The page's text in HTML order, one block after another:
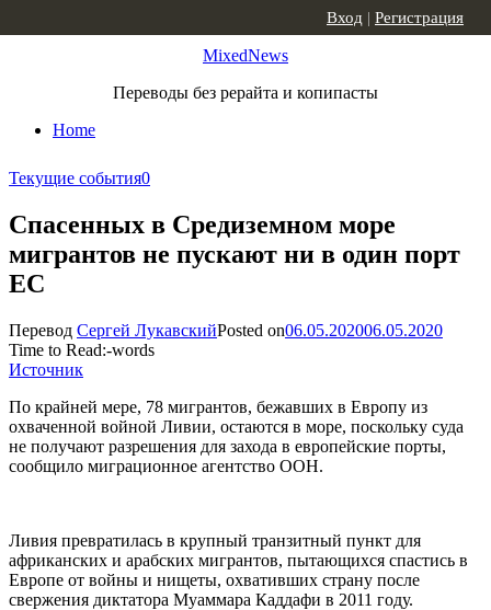
MixedNews
Переводы без рерайта и копипасты
Home
Вход | Регистрация
Текущие события0
Спасенных в Средиземном море
мигрантов не пускают ни в один порт
ЕС
Перевод Сергей ЛукавскийPosted on06.05.202006.05.2020
Time to Read:-words
Источник
По крайней мере, 78 мигрантов, бежавших в Европу из
охваченной войной Ливии, остаются в море, поскольку суда
не получают разрешения для захода в европейские порты,
сообщило миграционное агентство ООН.
Ливия превратилась в крупный транзитный пункт для
африканских и арабских мигрантов, пытающихся спастись в
Европе от войны и нищеты, охвативших страну после
свержения диктатора Муаммара Каддафи в 2011 году.